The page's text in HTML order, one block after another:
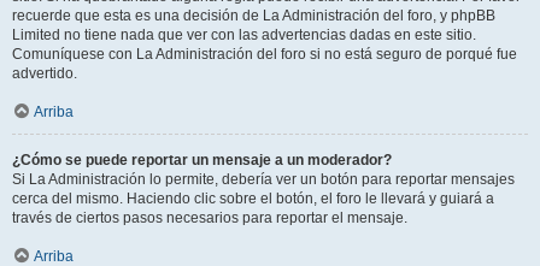
recuerde que esta es una decisión de La Administración del foro, y phpBB
Limited no tiene nada que ver con las advertencias dadas en este sitio.
Comuníquese con La Administración del foro si no está seguro de porqué fue
advertido.
Arriba
¿Cómo se puede reportar un mensaje a un moderador?
Si La Administración lo permite, debería ver un botón para reportar mensajes
cerca del mismo. Haciendo clic sobre el botón, el foro le llevará y guiará a
través de ciertos pasos necesarios para reportar el mensaje.
Arriba